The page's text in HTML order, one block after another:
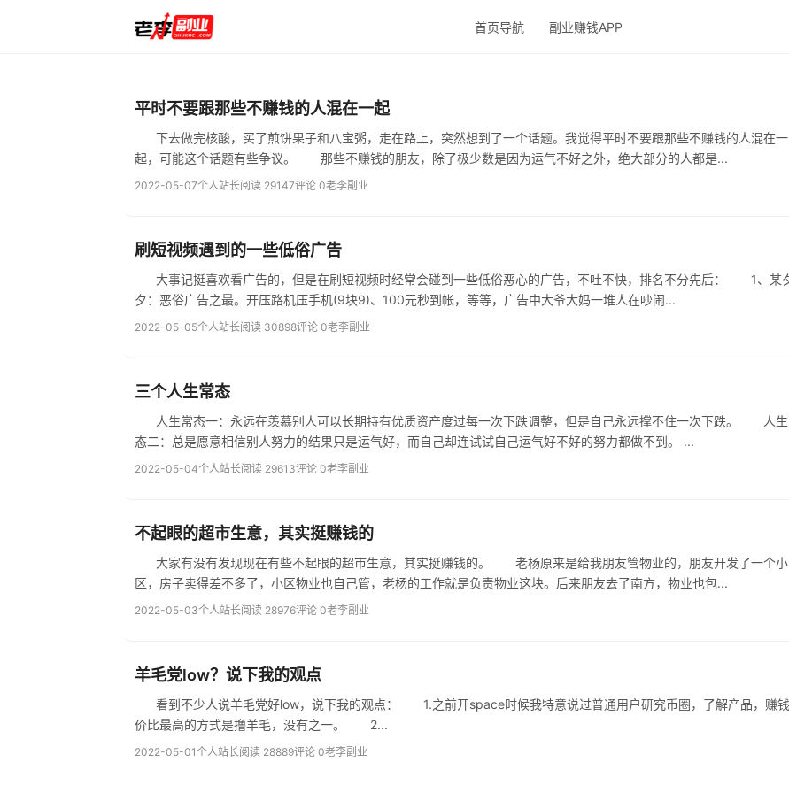
首页导航 副业赚钱APP
平时不要跟那些不赚钱的人混在一起
下去做完核酸，买了煎饼果子和八宝粥，走在路上，突然想到了一个话题。我觉得平时不要跟那些不赚钱的人混在一
起，可能这个话题有些争议。 那些不赚钱的朋友，除了极少数是因为运气不好之外，绝大部分的人都是...
2022-05-07个人站长阅读 29147评论 0老李副业
刷短视频遇到的一些低俗广告
大事记挺喜欢看广告的，但是在刷短视频时经常会碰到一些低俗恶心的广告，不吐不快，排名不分先后： 1、某夕
夕：恶俗广告之最。开压路机压手机(9块9)、100元秒到帐，等等，广告中大爷大妈一堆人在吵闹...
2022-05-05个人站长阅读 30898评论 0老李副业
三个人生常态
人生常态一：永远在羡慕别人可以长期持有优质资产度过每一次下跌调整，但是自己永远撑不住一次下跌。 人生常
态二：总是愿意相信别人努力的结果只是运气好，而自己却连试试自己运气好不好的努力都做不到。 ...
2022-05-04个人站长阅读 29613评论 0老李副业
不起眼的超市生意，其实挺赚钱的
大家有没有发现现在有些不起眼的超市生意，其实挺赚钱的。 老杨原来是给我朋友管物业的，朋友开发了一个小
区，房子卖得差不多了，小区物业也自己管，老杨的工作就是负责物业这块。后来朋友去了南方，物业也包...
2022-05-03个人站长阅读 28976评论 0老李副业
羊毛党low？说下我的观点
看到不少人说羊毛党好low，说下我的观点： 1.之前开space时候我特意说过普通用户研究币圈，了解产品，赚钱性
价比最高的方式是撸羊毛，没有之一。 2...
2022-05-01个人站长阅读 28889评论 0老李副业